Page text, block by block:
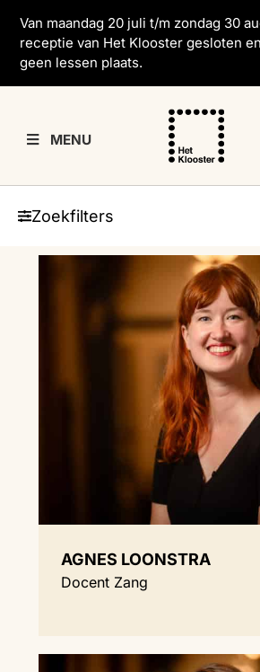
Van maandag 20 juli t/m zondag 30
receptie van Het Klooster gesloten
geen lessen plaats.
MENU
Zoekfilters
AGNES LOONSTRA
Docent Zang